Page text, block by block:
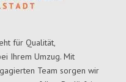
für Qualität,
Ihrem Umzug. Mit
Team sorgen wir